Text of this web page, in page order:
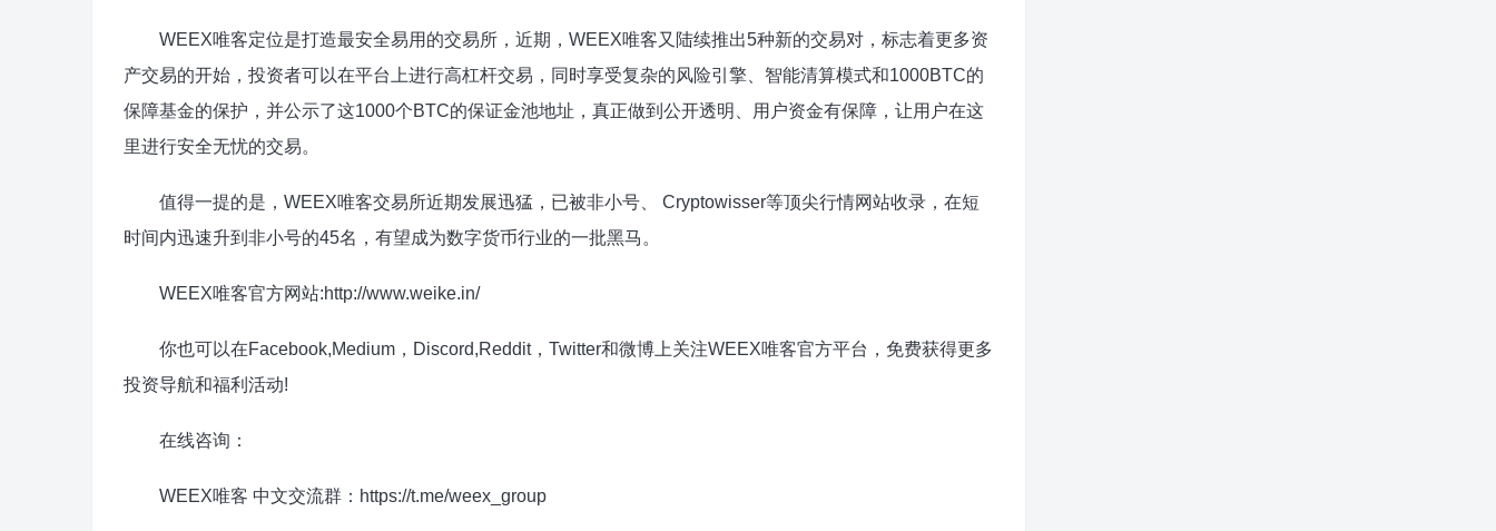
WEEX唯客定位是打造最安全易用的交易所，近期，WEEX唯客又陆续推出5种新的交易对，标志着更多资
产交易的开始，投资者可以在平台上进行高杠杆交易，同时享受复杂的风险引擎、智能清算模式和1000BTC的
保障基金的保护，并公示了这1000个BTC的保证金池地址，真正做到公开透明、用户资金有保障，让用户在这
里进行安全无忧的交易。
值得一提的是，WEEX唯客交易所近期发展迅猛，已被非小号、 Cryptowisser等顶尖行情网站收录，在短
时间内迅速升到非小号的45名，有望成为数字货币行业的一批黑马。
WEEX唯客官方网站:http://www.weike.in/
你也可以在Facebook,Medium，Discord,Reddit，Twitter和微博上关注WEEX唯客官方平台，免费获得更多
投资导航和福利活动!
在线咨询：
WEEX唯客 中文交流群：https://t.me/weex_group